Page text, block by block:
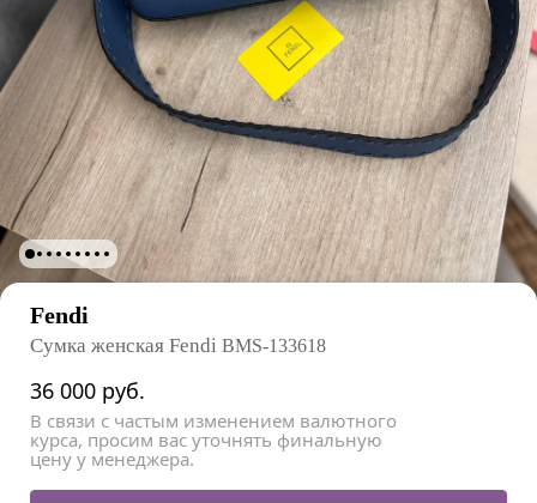
Fendi
Сумка женская Fendi BMS-133618
36 000 руб.
В связи с частым изменением валютного
курса, просим вас уточнять финальную
цену у менеджера.